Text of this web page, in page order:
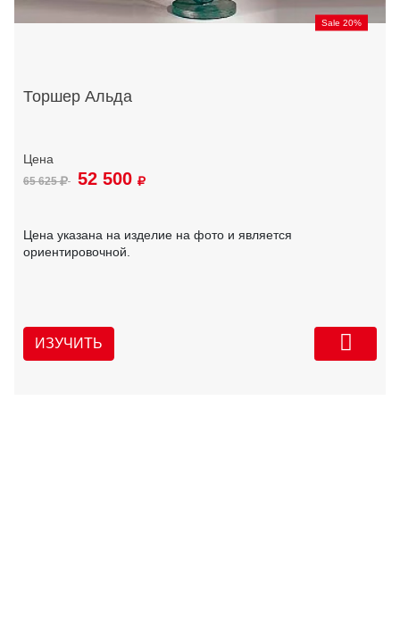
Sale 20%
Торшер Альда
65 625 52 500
Цена указана на изделие на фото и является
ориентировочной.
ИЗУЧИТЬ